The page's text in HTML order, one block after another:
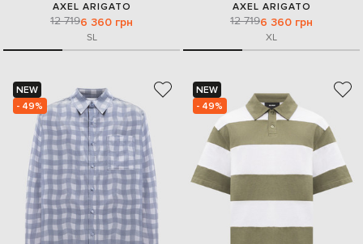
AXEL ARIGATO
12 7196 360 грн
SL
AXEL ARIGATO
12 7196 360 грн
XL
NEW
- 49%
NEW
- 49%